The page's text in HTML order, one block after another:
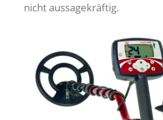
nicht aussagekräftig.